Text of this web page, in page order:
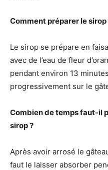
Comment préparer le
Le sirop se prépare en
avec de l’eau de fleur
pendant environ 13
progressivement sur le
Combien de temps faut-il
sirop ?
Après avoir arrosé le
faut le laisser absorber